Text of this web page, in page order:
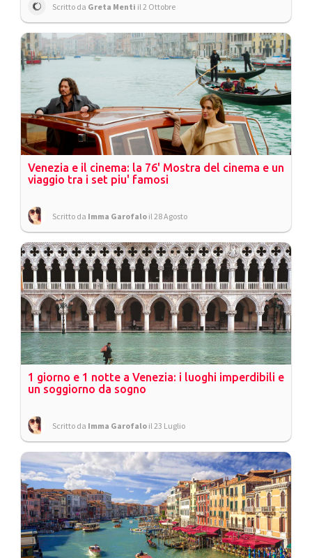
Scritto da Greta Menti il 2 Ottobre
Venezia e il cinema: la 76' Mostra del cinema e un
viaggio tra i set piu' famosi
Scritto da Imma Garofalo il 28 Agosto
1 giorno e 1 notte a Venezia: i luoghi imperdibili e
un soggiorno da sogno
Scritto da Imma Garofalo il 23 Luglio